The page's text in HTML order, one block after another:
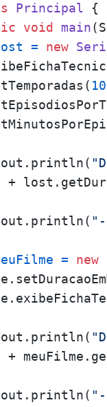
Principal
void main
= new
10
+
= new
+